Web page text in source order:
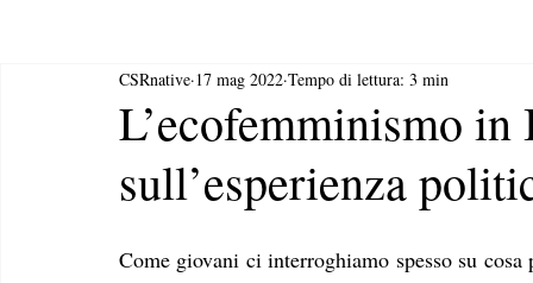
L’ecofemminismo
sull’esperienza
CSRnative 17 mag 2022 Tempo di lettura: 3 min
Come giovani ci interroghiamo spesso su